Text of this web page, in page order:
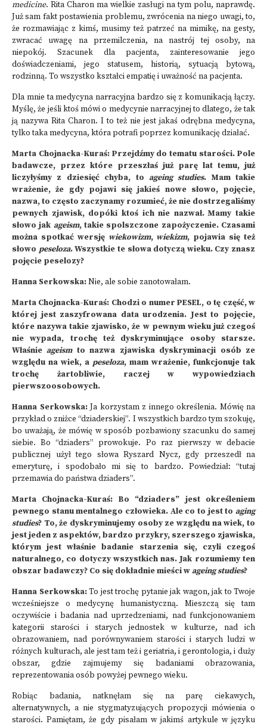
medicine. Rita Charon ma wielkie zasługi na tym polu, naprawdę.
Już sam fakt postawienia problemu, zwrócenia na niego uwagi, to,
że rozmawiając z kimś, musimy też patrzeć na mimikę, na gesty,
zwracać uwagę na przemilczenia, na nastrój tej osoby, na
niepokój. Szacunek dla pacjenta, zainteresowanie jego
doświadczeniami, jego statusem, historią, sytuacją bytową,
rodzinną. To wszystko kształci empatię i uważność na pacjenta.
Dla mnie ta medycyna narracyjna bardzo się z komunikacją łączy.
Myślę, że jeśli ktoś mówi o medycynie narracyjnej to dlatego, że tak
ją nazywa Rita Charon. I to też nie jest jakaś odrębna medycyna,
tylko taka medycyna, która potrafi poprzez komunikację działać.
Marta Chojnacka-Kuraś: Przejdźmy do tematu starości. Pole
badawcze, przez które przeszłaś już parę lat temu, już
liczyłyśmy z dziesięć chyba, to ageing studies. Mam takie
wrażenie, że gdy pojawi się jakieś nowe słowo, pojęcie,
nazwa, to często zaczynamy rozumieć, że nie dostrzegaliśmy
pewnych zjawisk, dopóki ktoś ich nie nazwał. Mamy takie
słowo jak ageism, takie spolszczone zapożyczenie. Czasami
można spotkać wersję wiekowizm, wiekizm, pojawia się też
słowo peseloza. Wszystkie te słowa dotyczą wieku. Czy znasz
pojęcie peselozy?
Hanna Serkowska:Nie, ale sobie zanotowałam.
Marta Chojnacka-Kuraś: Chodzi o numer PESEL, o tę część, w
której jest zaszyfrowana data urodzenia. Jest to pojęcie,
które nazywa takie zjawisko, że w pewnym wieku już czegoś
nie wypada, trochę też dyskryminujące osoby starsze.
Właśnieageismto nazwa zjawiska dyskryminacji osób ze
względu na wiek, a peseloza, mam wrażenie, funkcjonuje tak
trochę żartobliwie, raczej w wypowiedziach
pierwszoosobowych.
Hanna Serkowska:Ja korzystam z innego określenia. Mówię na
przykład o zniżce “dziaderskiej”. I wszystkich bardzo tym szokuję,
bo uważają, że mówię w sposób pozbawiony szacunku do samej
siebie. Bo “dziaders” prowokuje. Po raz pierwszy w debacie
publicznej użył tego słowa Ryszard Nycz, gdy przeszedł na
emeryturę, i spodobało mi się to bardzo. Powiedział: “tutaj
przemawia do państwa dziaders”.
Marta Chojnacka-Kuraś: Bo “dziaders” jest określeniem
pewnego stanu mentalnego człowieka. Ale co to jest to aging
studies? To, że dyskryminujemy osoby ze względu na wiek, to
jest jeden z aspektów, bardzo przykry, szerszego zjawiska,
którym jest właśnie badanie starzenia się, czyli czegoś
naturalnego, co dotyczy wszystkich nas. Jak rozumiemy ten
obszar badawczy? Co się dokładnie mieści wageing studies?
Hanna Serkowska:To jest trochę pytanie jak wagon, jak to Twoje
wcześniejsze o medycynę humanistyczną. Mieszczą się tam
oczywiście i badania nad uprzedzeniami, nad funkcjonowaniem
kategorii starości i starych jednostek w kulturze, nad ich
obrazowaniem, nad porównywaniem starości i starych ludzi w
różnych kulturach, ale jest tam też i geriatria, i gerontologia, i duży
obszar, gdzie zajmujemy się badaniami obrazowania,
reprezentowania osób powyżej pewnego wieku.
Robiąc badania, natknęłam się na parę ciekawych,
alternatywnych, a nie stygmatyzujących propozycji mówienia o
starości. Pamiętam, że gdy pisałam w jakimś artykule w języku